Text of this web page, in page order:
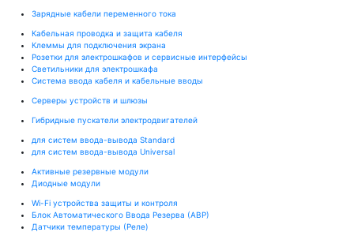
Зарядные кабели переменного тока
Кабельная проводка и защита кабеля
Клеммы для подключения экрана
Розетки для электрошкафов и сервисные интерфейсы
Светильники для электрошкафа
Система ввода кабеля и кабельные вводы
Серверы устройств и шлюзы
Гибридные пускатели электродвигателей
для систем ввода-вывода Standard
для систем ввода-вывода Universal
Активные резервные модули
Диодные модули
Wi-Fi устройства защиты и контроля
Блок Автоматического Ввода Резерва (АВР)
Датчики температуры (Реле)